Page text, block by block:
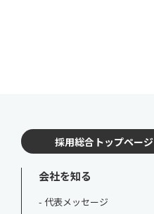
採用総合トップページ
会社を知る
代表メッセージ